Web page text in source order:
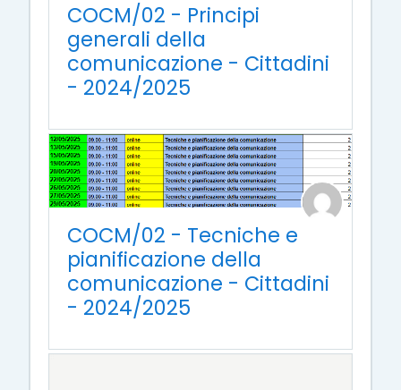
COCM/02 - Principi
generali della
comunicazione - Cittadini
- 2024/2025
COCM/02 - Tecniche e
pianificazione della
comunicazione - Cittadini
- 2024/2025